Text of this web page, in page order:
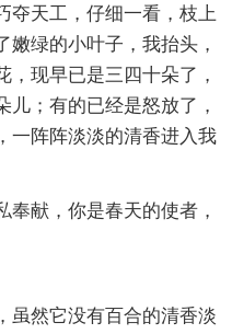
夺天工，仔细一看，枝上
绿的小叶子，我抬头，
现早已是三四十朵了，
；有的已经是怒放了，
一阵阵淡淡的清香进入我
献，你是春天的使者，
虽然它没有百合的清香淡